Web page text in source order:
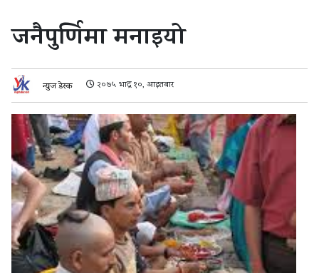
जनैपुर्णिमा मनाइयो
न्युज डेस्क २०७५ भाद्र १०, आइतबार